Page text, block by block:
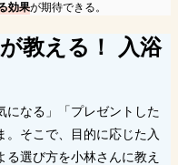
効果が期待できる。
教える！ 入浴
になる」「プレゼントした
そこで、目的に応じた入
選び方を小林さんに教え